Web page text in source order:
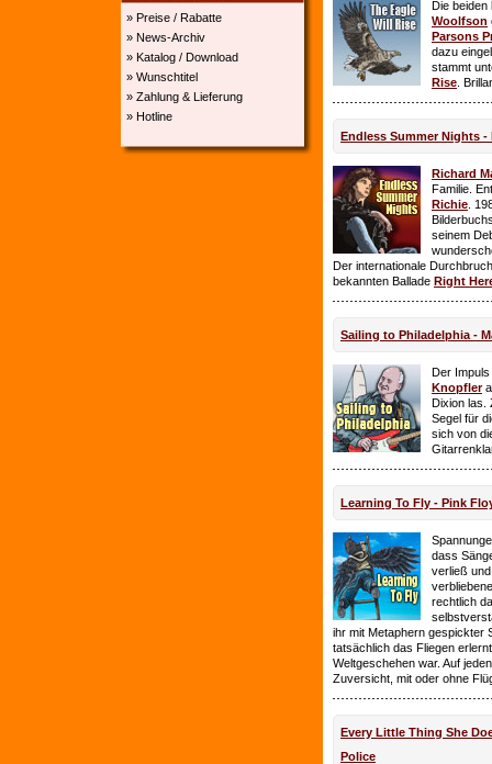
» Preise / Rabatte
» News-Archiv
» Katalog / Download
» Wunschtitel
» Zahlung & Lieferung
» Hotline
Die beiden
Woolfson
Parsons
dazu
stammt
Rise .
Endless Summer Nights -
Richard
Familie.
Richie .
seinem
Der internationale
bekannten Ballade Right
Sailing to Philadelphia -
Der
Knopfler
Dixion las.
Segel für
sich von
Learning To Fly - Pink
dass
verließ
rechtlich
ihr mit Metaphern gespickter
tatsächlich das Fliegen
Weltgeschehen war. Auf
Zuversicht, mit oder ohne
Every Little Thing She
Police